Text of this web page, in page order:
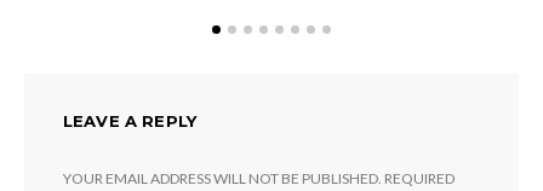
LEAVE A REPLY
YOUR EMAIL ADDRESS WILL NOT BE PUBLISHED. REQUIRED